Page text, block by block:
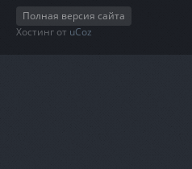
Полная версия сайта
Хостинг от uCoz